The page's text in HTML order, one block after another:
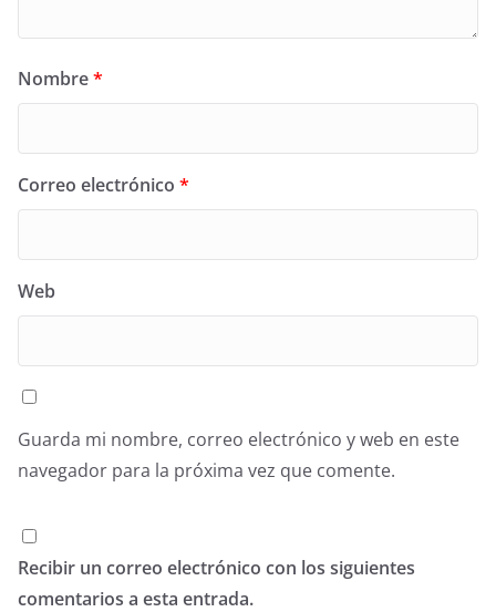
Nombre*
Correo electrónico *
Web
Guarda mi nombre, correo electrónico y web en este
navegador para la próxima vez que comente.
Recibir un correo electrónico con los siguientes
comentarios a esta entrada.